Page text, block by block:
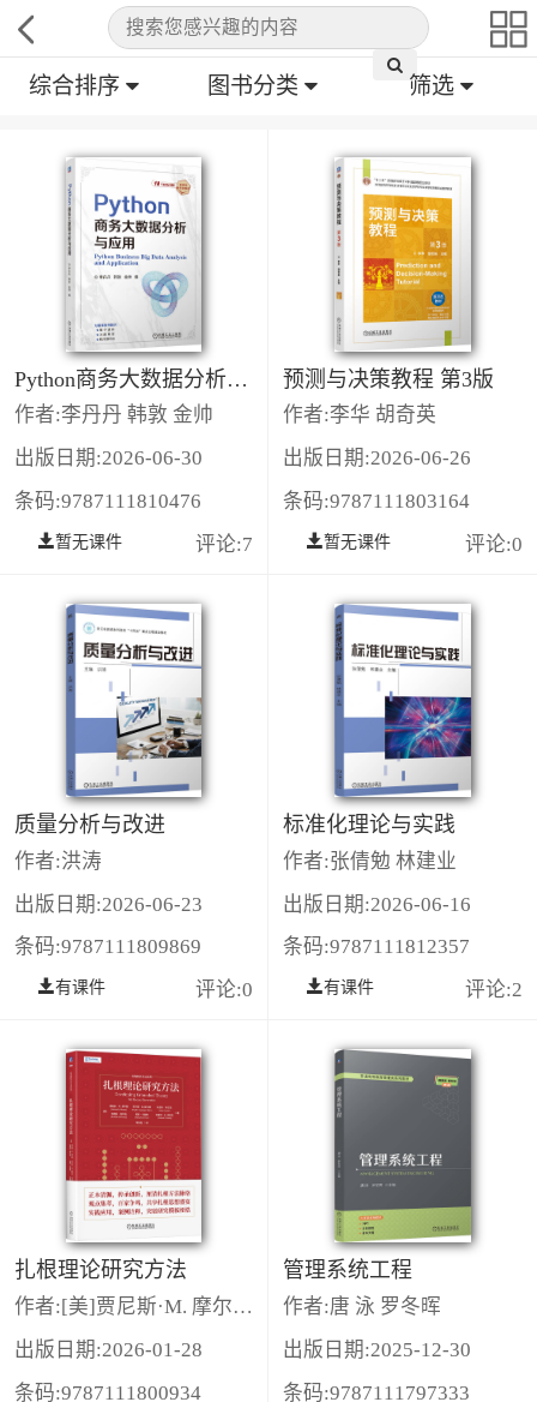
综合排序 图书分类 筛选
Python商务大数据分析与应用
作者:李丹丹 韩敦 金帅
出版日期:2026-06-30
条码:9787111810476
暂无课件 评论:7
预测与决策教程 第3版
作者:李华 胡奇英
出版日期:2026-06-26
条码:9787111803164
暂无课件 评论:0
质量分析与改进
作者:洪涛
出版日期:2026-06-23
条码:9787111809869
有课件 评论:0
标准化理论与实践
作者:张倩勉 林建业
出版日期:2026-06-16
条码:9787111812357
有课件 评论:2
扎根理论研究方法
作者:[美]贾尼斯·M. 摩尔斯（Janice M. Morse），菲利斯·N. 斯特恩（Phyllis Noerager Stern），朱丽叶·科尔宾 （Juliet Corbin）等
出版日期:2026-01-28
条码:9787111800934
管理系统工程
作者:唐 泳 罗冬晖
出版日期:2025-12-30
条码:9787111797333